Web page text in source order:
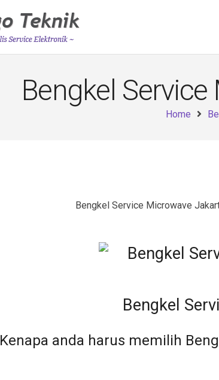
Bengkel
Home
Bengkel Service Microwave
Bengkel
Kenapa anda harus memilih